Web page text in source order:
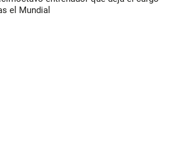
el Mundial